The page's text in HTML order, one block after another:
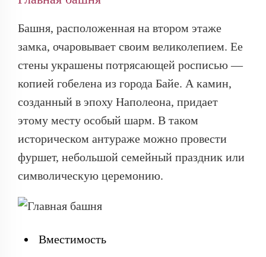
Башня, расположенная на втором этаже
замка, очаровывает своим великолепием. Ее
стены украшены потрясающей росписью —
копией гобелена из города Байе. А камин,
созданный в эпоху Наполеона, придает
этому месту особый шарм. В таком
историческом антураже можно провести
фуршет, небольшой семейный праздник или
символическую церемонию.
Вместимость